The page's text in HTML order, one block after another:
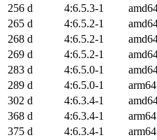
256 d
4:6.5.3-1
265 d
4:6.5.2-1
268 d
4:6.5.2-1
269 d
4:6.5.2-1
283 d
4:6.5.0-1
289 d
4:6.5.0-1 arm64
302 d
4:6.3.4-1
368 d
4:6.3.4-1 arm64
375 d
4:6.3.4-1 arm64